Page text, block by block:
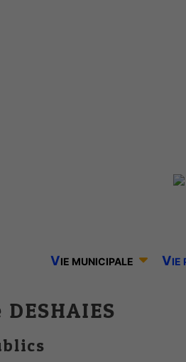
VIE MUNICIPALE VIE